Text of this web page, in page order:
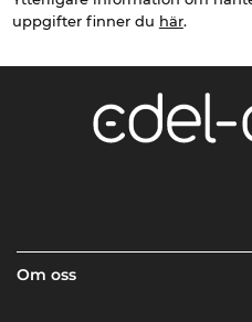
uppgifter finner du här.
Om oss